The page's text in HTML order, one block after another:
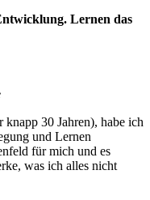
Lernen das
30 Jahren), habe ich
und Lernen
für mich und es
was ich alles nicht